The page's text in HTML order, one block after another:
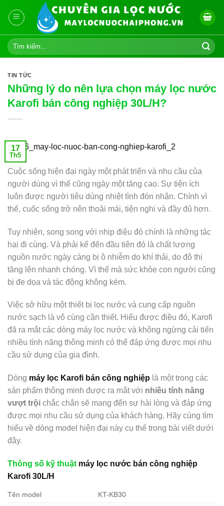
Tìm
kiếm:
TIN TỨC
Những lý do nên lựa chọn máy lọc nước
Karofi bán công nghiệp 30L/H?
17
Th5
Cuộc sống hiện đại ngày một phát triển và nhu cầu của
người dùng vì thế cũng ngày một tăng cao. Sự tiện ích
luôn được người tiêu dùng nhiệt tình đón nhận. Chính vì
thế, cuốc sống trở nên thoải mái, tiện nghi và đầy đủ hơn.
Tuy nhiên, song song với nhịp điệu đó chính là những tác
hại đi cùng. Và phải kể đến đầu tiên đó là chất lượng
nguồn nước ngày càng bị ô nhiễm do khí thải, do đô thị
tăng lên nhanh chóng. Vì thế mà sức khỏe con người cũng
bị đe dọa và tác động không kém.
Việc sở hữu một thiết bị lọc nước và cung cấp nguồn
nước sạch là vô cùng cần thiết. Hiểu được điều đó, Karofi
đã ra mắt các dòng máy lọc nước và không ngừng cải tiến
nhiều tính năng thông minh có thể đáp ứng được mọi nhu
cầu sử dụng của gia đình.
Dòng máy lọc Karofi bán công nghiệp là một trong các
sản phẩm thông minh được ra mắt với nhiều tính năng
vượt trội chắc chắn sẽ mang đến sự hài lòng và đáp ứng
được mọi nhu cầu sử dụng của khách hàng. Hãy cùng tìm
hiểu về dòng model hiện đại này cụ thể trong bài viết dưới
đây.
Thông số kỹ thuật máy lọc nước bán công nghiệp
Karofi 30L/H
Tên model KT-KB30